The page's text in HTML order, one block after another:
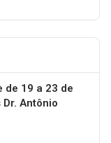
de 19 a 23 de
Antônio